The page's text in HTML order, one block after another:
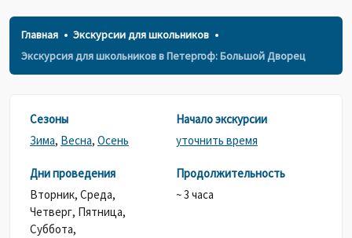
Главная
Экскурсии для школьников
Экскурсия для школьников в Петергоф: Большой Дворец
Сезоны
Зима, Весна, Осень
Дни проведения
Вторник, Среда,
Четверг, Пятница,
Суббота,
Начало экскурсии
уточнить время
Продолжительность
~ 3 часа